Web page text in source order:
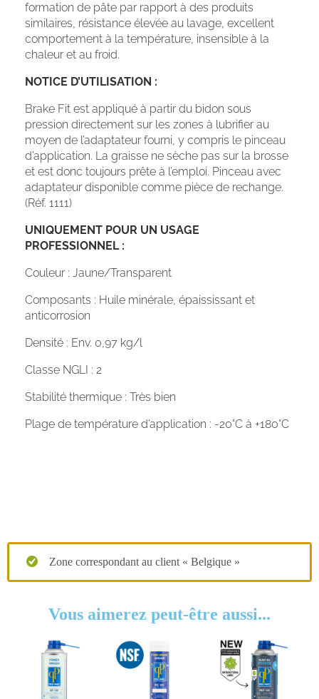
formation de pâte par rapport à des produits
similaires, résistance élevée au lavage, excellent
comportement à la température, insensible à la
chaleur et au froid.
NOTICE D’UTILISATION :
Brake Fit est appliqué à partir du bidon sous
pression directement sur les zones à lubrifier au
moyen de l’adaptateur fourni, y compris le pinceau
d’application. La graisse ne sèche pas sur la brosse
et est donc toujours prête à l’emploi. Pinceau avec
adaptateur disponible comme pièce de rechange.
(Réf. 1111)
UNIQUEMENT POUR UN USAGE
PROFESSIONNEL :
Couleur : Jaune/Transparent
Composants : Huile minérale, épaississant et
anticorrosion
Densité : Env. 0,97 kg/l
Classe NGLI : 2
Stabilité thermique : Très bien
Plage de température d’application : -20°C à +180°C
Zone correspondant au client « Belgique »
Vous aimerez peut-être aussi...